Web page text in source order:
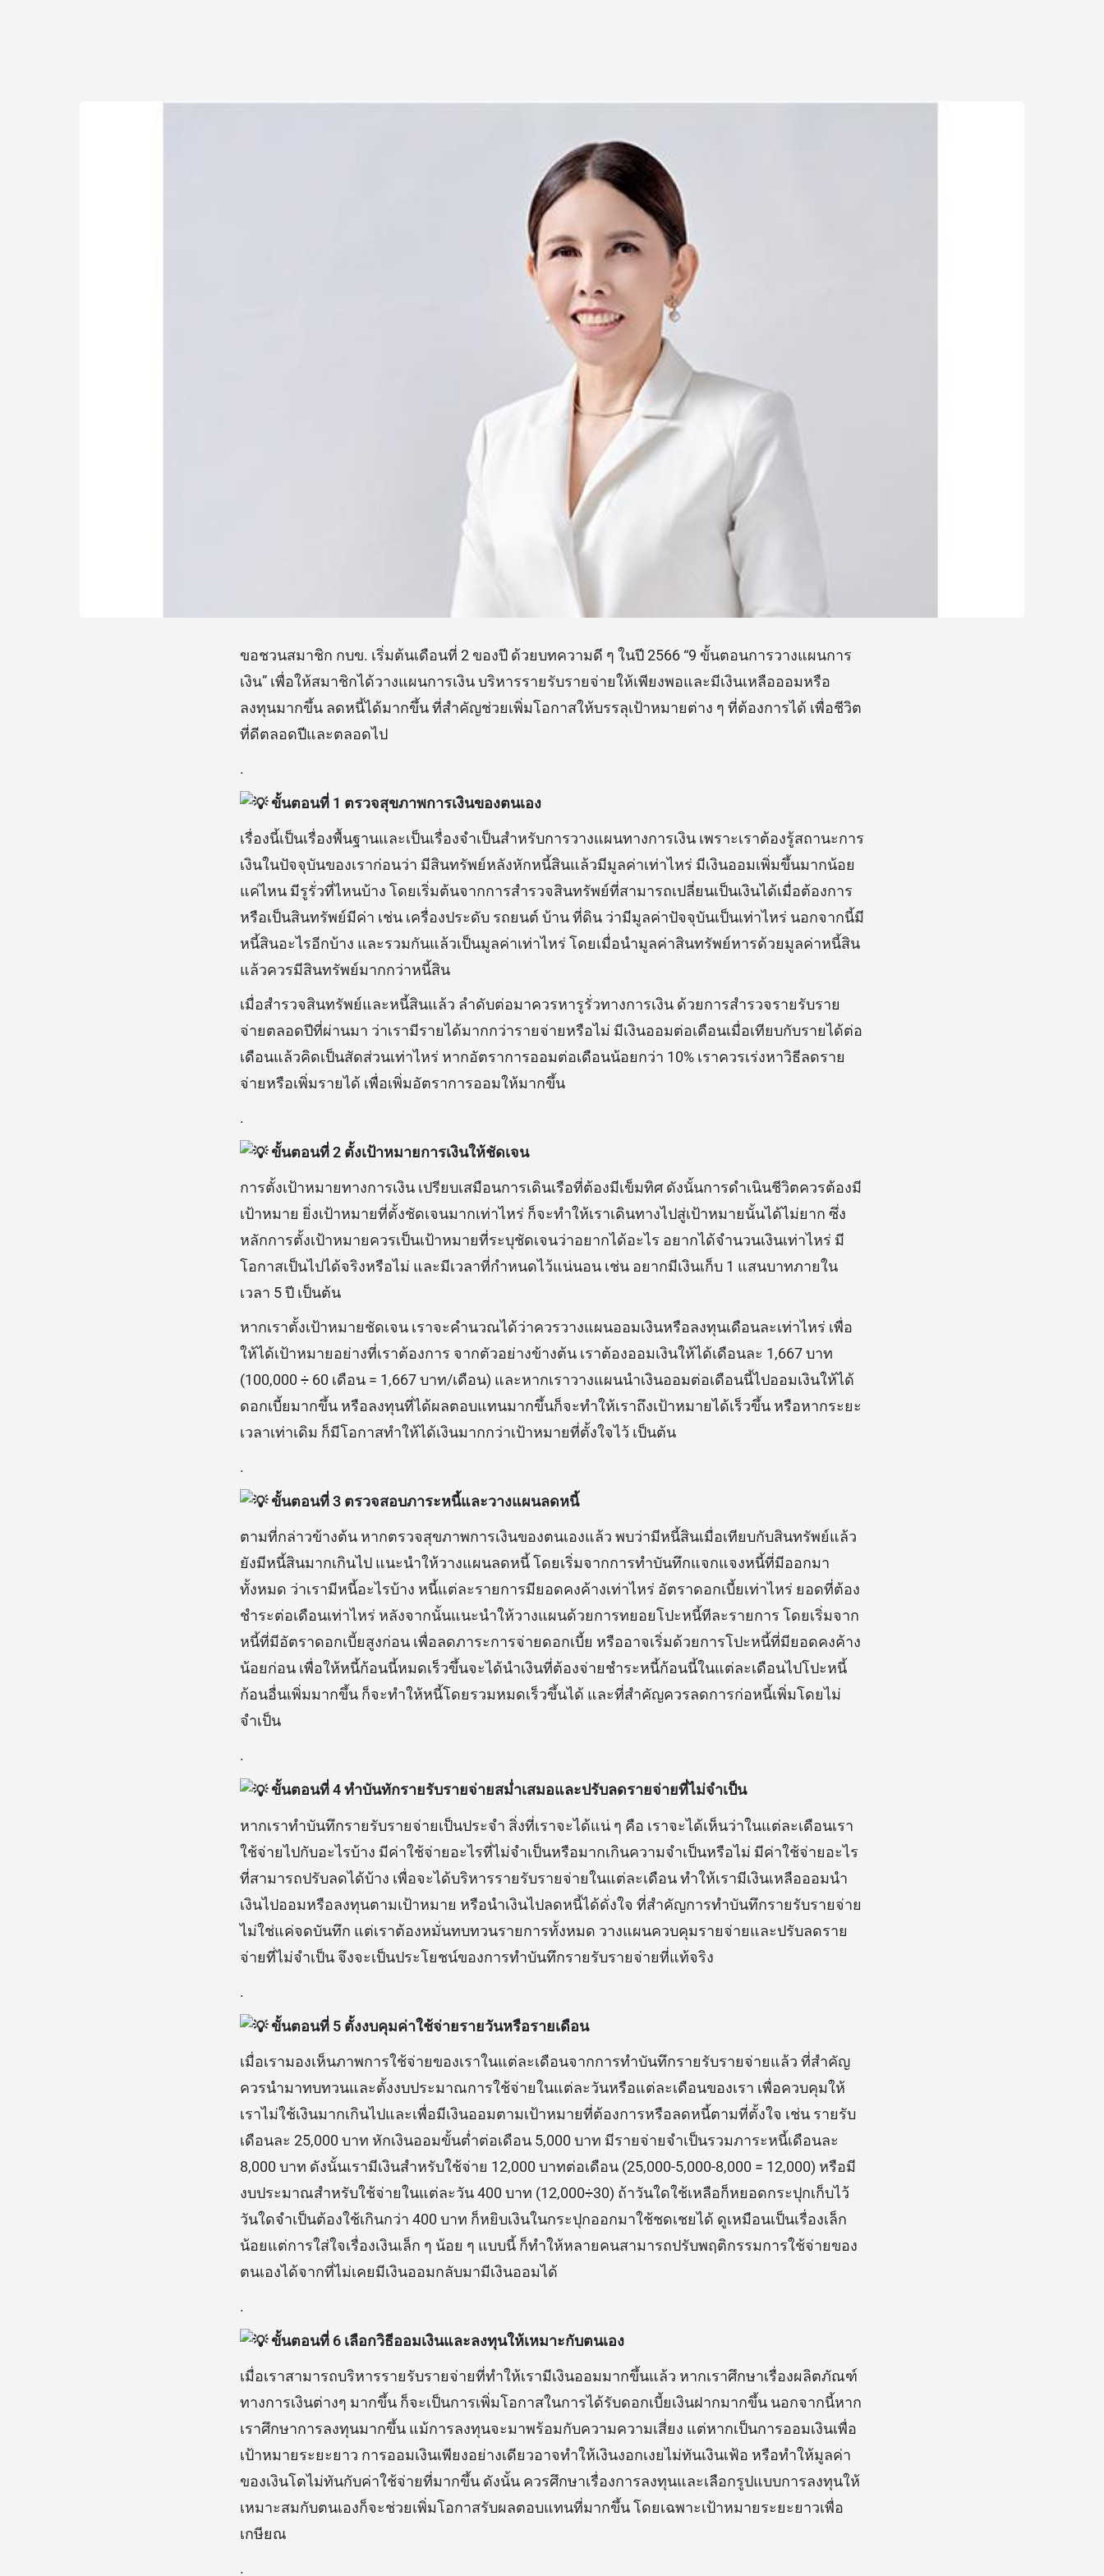
ขอชวนสมาชิก กบข. เริ่มต้นเดือนที่ 2 ของปี ด้วยบทความดี ๆ ในปี 2566 “9 ขั้นตอนการวางแผนการ
เงิน” เพื่อให้สมาชิกได้วางแผนการเงิน บริหารรายรับรายจ่ายให้เพียงพอและมีเงินเหลือออมหรือ
ลงทุนมากขึ้น ลดหนี้ได้มากขึ้น ที่สำคัญช่วยเพิ่มโอกาสให้บรรลุเป้าหมายต่าง ๆ ที่ต้องการได้ เพื่อชีวิต
ที่ดีตลอดปีและตลอดไป
.
ขั้นตอนที่ 1 ตรวจสุขภาพการเงินของตนเอง
เรื่องนี้เป็นเรื่องพื้นฐานและเป็นเรื่องจำเป็นสำหรับการวางแผนทางการเงิน เพราะเราต้องรู้สถานะการ
เงินในปัจจุบันของเราก่อนว่า มีสินทรัพย์หลังหักหนี้สินแล้วมีมูลค่าเท่าไหร่ มีเงินออมเพิ่มขึ้นมากน้อย
แค่ไหน มีรูรั่วที่ไหนบ้าง โดยเริ่มต้นจากการสำรวจสินทรัพย์ที่สามารถเปลี่ยนเป็นเงินได้เมื่อต้องการ
หรือเป็นสินทรัพย์มีค่า เช่น เครื่องประดับ รถยนต์ บ้าน ที่ดิน ว่ามีมูลค่าปัจจุบันเป็นเท่าไหร่ นอกจากนี้มี
หนี้สินอะไรอีกบ้าง และรวมกันแล้วเป็นมูลค่าเท่าไหร่ โดยเมื่อนำมูลค่าสินทรัพย์หารด้วยมูลค่าหนี้สิน
แล้วควรมีสินทรัพย์มากกว่าหนี้สิน
เมื่อสำรวจสินทรัพย์และหนี้สินแล้ว ลำดับต่อมาควรหารูรั่วทางการเงิน ด้วยการสำรวจรายรับราย
จ่ายตลอดปีที่ผ่านมา ว่าเรามีรายได้มากกว่ารายจ่ายหรือไม่ มีเงินออมต่อเดือนเมื่อเทียบกับรายได้ต่อ
เดือนแล้วคิดเป็นสัดส่วนเท่าไหร่ หากอัตราการออมต่อเดือนน้อยกว่า 10% เราควรเร่งหาวิธีลดราย
จ่ายหรือเพิ่มรายได้ เพื่อเพิ่มอัตราการออมให้มากขึ้น
.
ขั้นตอนที่ 2 ตั้งเป้าหมายการเงินให้ชัดเจน
การตั้งเป้าหมายทางการเงิน เปรียบเสมือนการเดินเรือที่ต้องมีเข็มทิศ ดังนั้นการดำเนินชีวิตควรต้องมี
เป้าหมาย ยิ่งเป้าหมายที่ตั้งชัดเจนมากเท่าไหร่ ก็จะทำให้เราเดินทางไปสู่เป้าหมายนั้นได้ไม่ยาก ซึ่ง
หลักการตั้งเป้าหมายควรเป็นเป้าหมายที่ระบุชัดเจนว่าอยากได้อะไร อยากได้จำนวนเงินเท่าไหร่ มี
โอกาสเป็นไปได้จริงหรือไม่ และมีเวลาที่กำหนดไว้แน่นอน เช่น อยากมีเงินเก็บ 1 แสนบาทภายใน
เวลา 5 ปี เป็นต้น
หากเราตั้งเป้าหมายชัดเจน เราจะคำนวณได้ว่าควรวางแผนออมเงินหรือลงทุนเดือนละเท่าไหร่ เพื่อ
ให้ได้เป้าหมายอย่างที่เราต้องการ จากตัวอย่างข้างต้น เราต้องออมเงินให้ได้เดือนละ 1,667 บาท
(100,000 ÷ 60 เดือน = 1,667 บาท/เดือน) และหากเราวางแผนนำเงินออมต่อเดือนนี้ไปออมเงินให้ได้
ดอกเบี้ยมากขึ้น หรือลงทุนที่ได้ผลตอบแทนมากขึ้นก็จะทำให้เราถึงเป้าหมายได้เร็วขึ้น หรือหากระยะ
เวลาเท่าเดิม ก็มีโอกาสทำให้ได้เงินมากกว่าเป้าหมายที่ตั้งใจไว้ เป็นต้น
.
ขั้นตอนที่ 3 ตรวจสอบภาระหนี้และวางแผนลดหนี้
ตามที่กล่าวข้างต้น หากตรวจสุขภาพการเงินของตนเองแล้ว พบว่ามีหนี้สินเมื่อเทียบกับสินทรัพย์แล้ว
ยังมีหนี้สินมากเกินไป แนะนำให้วางแผนลดหนี้ โดยเริ่มจากการทำบันทึกแจกแจงหนี้ที่มีออกมา
ทั้งหมด ว่าเรามีหนี้อะไรบ้าง หนี้แต่ละรายการมียอดคงค้างเท่าไหร่ อัตราดอกเบี้ยเท่าไหร่ ยอดที่ต้อง
ชำระต่อเดือนเท่าไหร่ หลังจากนั้นแนะนำให้วางแผนด้วยการทยอยโปะหนี้ทีละรายการ โดยเริ่มจาก
หนี้ที่มีอัตราดอกเบี้ยสูงก่อน เพื่อลดภาระการจ่ายดอกเบี้ย หรืออาจเริ่มด้วยการโปะหนี้ที่มียอดคงค้าง
น้อยก่อน เพื่อให้หนี้ก้อนนี้หมดเร็วขึ้นจะได้นำเงินที่ต้องจ่ายชำระหนี้ก้อนนี้ในแต่ละเดือนไปโปะหนี้
ก้อนอื่นเพิ่มมากขึ้น ก็จะทำให้หนี้โดยรวมหมดเร็วขึ้นได้ และที่สำคัญควรลดการก่อหนี้เพิ่มโดยไม่
จำเป็น
.
ขั้นตอนที่ 4 ทำบันทักรายรับรายจ่ายสม่ำเสมอและปรับลดรายจ่ายที่ไม่จำเป็น
หากเราทำบันทึกรายรับรายจ่ายเป็นประจำ สิ่งที่เราจะได้แน่ ๆ คือ เราจะได้เห็นว่าในแต่ละเดือนเรา
ใช้จ่ายไปกับอะไรบ้าง มีค่าใช้จ่ายอะไรที่ไม่จำเป็นหรือมากเกินความจำเป็นหรือไม่ มีค่าใช้จ่ายอะไร
ที่สามารถปรับลดได้บ้าง เพื่อจะได้บริหารรายรับรายจ่ายในแต่ละเดือน ทำให้เรามีเงินเหลือออมนำ
เงินไปออมหรือลงทุนตามเป้าหมาย หรือนำเงินไปลดหนี้ได้ดั่งใจ ที่สำคัญการทำบันทึกรายรับรายจ่าย
ไม่ใช่แค่จดบันทึก แต่เราต้องหมั่นทบทวนรายการทั้งหมด วางแผนควบคุมรายจ่ายและปรับลดราย
จ่ายที่ไม่จำเป็น จึงจะเป็นประโยชน์ของการทำบันทึกรายรับรายจ่ายที่แท้จริง
.
ขั้นตอนที่ 5 ตั้งงบคุมค่าใช้จ่ายรายวันหรือรายเดือน
เมื่อเรามองเห็นภาพการใช้จ่ายของเราในแต่ละเดือนจากการทำบันทึกรายรับรายจ่ายแล้ว ที่สำคัญ
ควรนำมาทบทวนและตั้งงบประมาณการใช้จ่ายในแต่ละวันหรือแต่ละเดือนของเรา เพื่อควบคุมให้
เราไม่ใช้เงินมากเกินไปและเพื่อมีเงินออมตามเป้าหมายที่ต้องการหรือลดหนี้ตามที่ตั้งใจ เช่น รายรับ
เดือนละ 25,000 บาท หักเงินออมขั้นต่ำต่อเดือน 5,000 บาท มีรายจ่ายจำเป็นรวมภาระหนี้เดือนละ
8,000 บาท ดังนั้นเรามีเงินสำหรับใช้จ่าย 12,000 บาทต่อเดือน (25,000-5,000-8,000 = 12,000) หรือมี
งบประมาณสำหรับใช้จ่ายในแต่ละวัน 400 บาท (12,000÷30) ถ้าวันใดใช้เหลือก็หยอดกระปุกเก็บไว้
วันใดจำเป็นต้องใช้เกินกว่า 400 บาท ก็หยิบเงินในกระปุกออกมาใช้ชดเชยได้ ดูเหมือนเป็นเรื่องเล็ก
น้อยแต่การใส่ใจเรื่องเงินเล็ก ๆ น้อย ๆ แบบนี้ ก็ทำให้หลายคนสามารถปรับพฤติกรรมการใช้จ่ายของ
ตนเองได้จากที่ไม่เคยมีเงินออมกลับมามีเงินออมได้
.
ขั้นตอนที่ 6 เลือกวิธีออมเงินและลงทุนให้เหมาะกับตนเอง
เมื่อเราสามารถบริหารรายรับรายจ่ายที่ทำให้เรามีเงินออมมากขึ้นแล้ว หากเราศึกษาเรื่องผลิตภัณฑ์
ทางการเงินต่างๆ มากขึ้น ก็จะเป็นการเพิ่มโอกาสในการได้รับดอกเบี้ยเงินฝากมากขึ้น นอกจากนี้หาก
เราศึกษาการลงทุนมากขึ้น แม้การลงทุนจะมาพร้อมกับความความเสี่ยง แต่หากเป็นการออมเงินเพื่อ
เป้าหมายระยะยาว การออมเงินเพียงอย่างเดียวอาจทำให้เงินงอกเงยไม่ทันเงินเฟ้อ หรือทำให้มูลค่า
ของเงินโตไม่ทันกับค่าใช้จ่ายที่มากขึ้น ดังนั้น ควรศึกษาเรื่องการลงทุนและเลือกรูปแบบการลงทุนให้
เหมาะสมกับตนเองก็จะช่วยเพิ่มโอกาสรับผลตอบแทนที่มากขึ้น โดยเฉพาะเป้าหมายระยะยาวเพื่อ
เกษียณ
.